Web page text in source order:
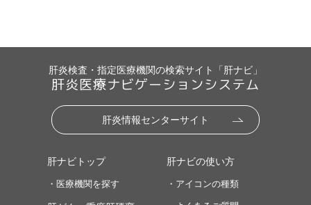
肝炎検査・指定医療機関の検索サイト「肝ナビ」
肝炎医療ナビゲーションシステム
肝炎情報センターサイト
肝ナビトップ
・医療機関を探す
肝ナビの使い方
・アイコンの種類